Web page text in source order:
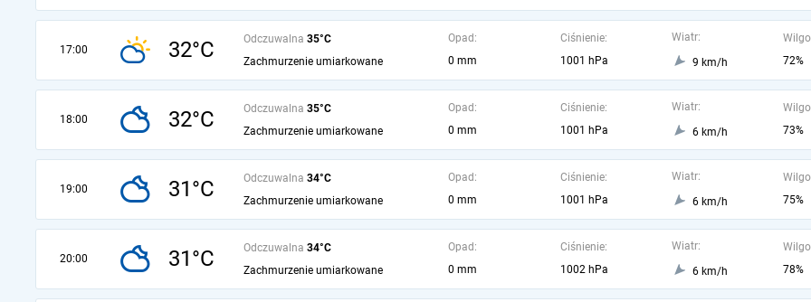
17:00 32°C Odczuwalna 35°C
Zachmurzenie umiarkowane
Opad:
0 mm
Ciśnienie:
1001 hPa
Wiatr:
9 km/h
72%
18:00 32°C Odczuwalna 35°C
Zachmurzenie umiarkowane
Opad:
0 mm
Ciśnienie:
1001 hPa
Wiatr:
6 km/h
73%
19:00 31°C Odczuwalna 34°C
Zachmurzenie umiarkowane
Opad:
0 mm
Ciśnienie:
1001 hPa
Wiatr:
6 km/h
75%
20:00 31°C Odczuwalna 34°C
Zachmurzenie umiarkowane
Opad:
0 mm
Ciśnienie:
1002 hPa
Wiatr:
6 km/h
78%